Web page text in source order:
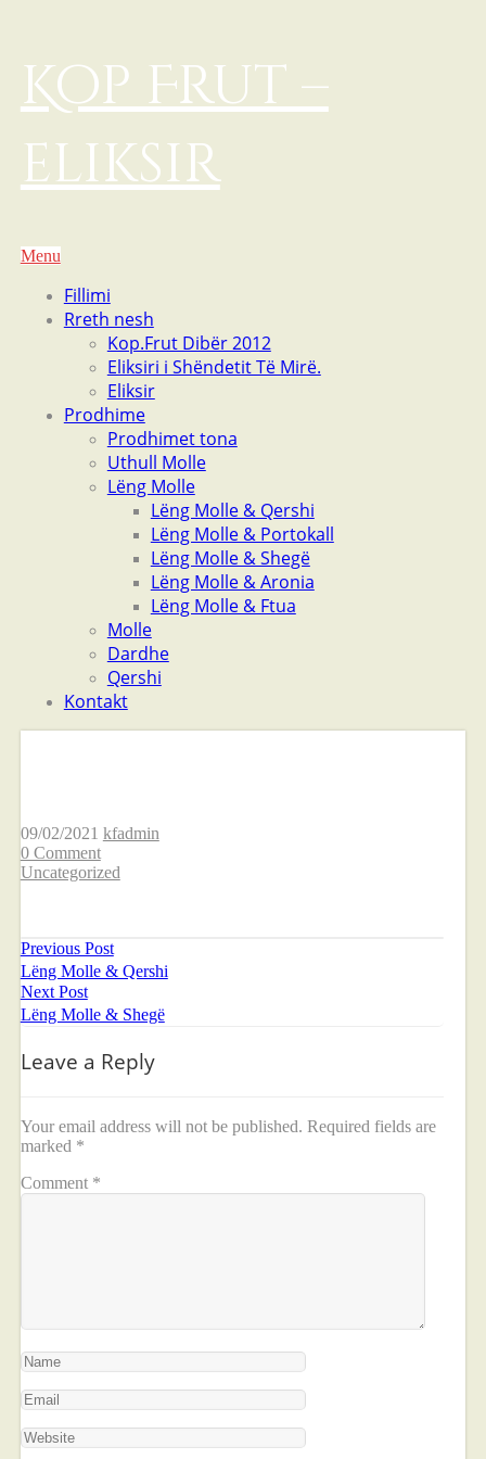
Kop Frut –
eliksir
Menu
Fillimi
Rreth nesh
Kop.Frut Dibër 2012
Eliksiri i Shëndetit Të Mirë.
Eliksir
Prodhime
Prodhimet tona
Uthull Molle
Lëng Molle
Lëng Molle & Qershi
Lëng Molle & Portokall
Lëng Molle & Shegë
Lëng Molle & Aronia
Lëng Molle & Ftua
Molle
Dardhe
Qershi
Kontakt
09/02/2021 kfadmin
0 Comment
Uncategorized
Previous Post
Lëng Molle & Qershi
Next Post
Lëng Molle & Shegë
Leave a Reply
Your email address will not be published. Required fields are
marked *
Comment *